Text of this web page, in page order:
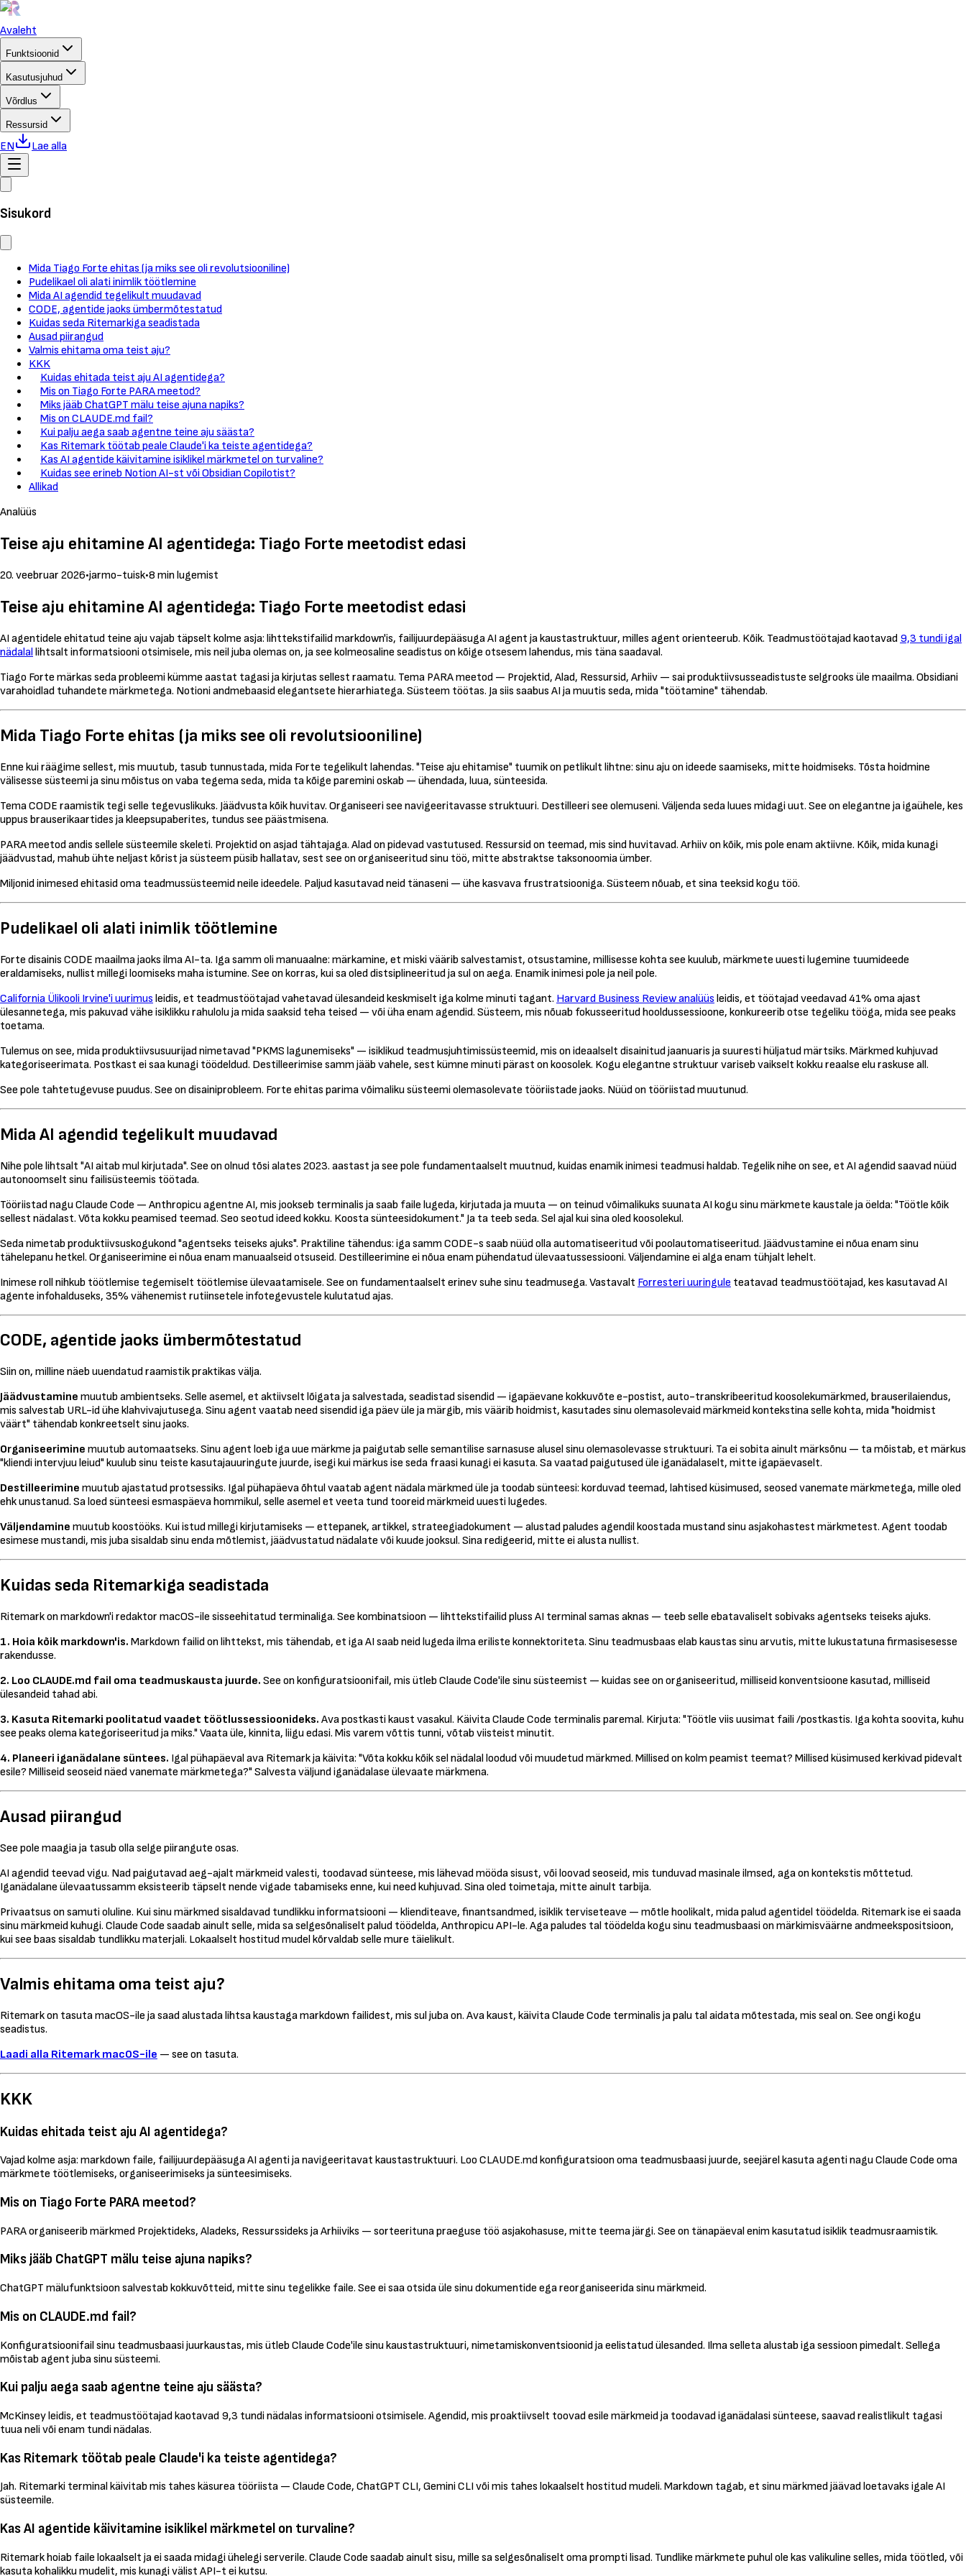
Avaleht
Funktsioonid
Kasutusjuhud
Võrdlus
Ressursid
EN Lae alla
Sisukord
Mida Tiago Forte ehitas (ja miks see oli revolutsiooniline)
Pudelikael oli alati inimlik töötlemine
Mida AI agendid tegelikult muudavad
CODE, agentide jaoks ümbermõtestatud
Kuidas seda Ritemarkiga seadistada
Ausad piirangud
Valmis ehitama oma teist aju?
KKK
Kuidas ehitada teist aju AI agentidega?
Mis on Tiago Forte PARA meetod?
Miks jääb ChatGPT mälu teise ajuna napiks?
Mis on CLAUDE.md fail?
Kui palju aega saab agentne teine aju säästa?
Kas Ritemark töötab peale Claude'i ka teiste agentidega?
Kas AI agentide käivitamine isiklikel märkmetel on turvaline?
Kuidas see erineb Notion AI-st või Obsidian Copilotist?
Allikad
Analüüs
Teise aju ehitamine AI agentidega: Tiago Forte meetodist edasi
20. veebruar 2026•jarmo-tuisk•8 min lugemist
Teise aju ehitamine AI agentidega: Tiago Forte meetodist edasi
AI agentidele ehitatud teine aju vajab täpselt kolme asja: lihttekstifailid markdown'is, failijuurdepääsuga AI agent ja kaustastruktuur, milles agent orienteerub. Kõik. Teadmustöötajad kaotavad 9,3 tundi igal
nädalallihtsalt informatsiooni otsimisele, mis neil juba olemas on, ja see kolmeosaline seadistus on kõige otsesem lahendus, mis täna saadaval.
Tiago Forte märkas seda probleemi kümme aastat tagasi ja kirjutas sellest raamatu. Tema PARA meetod — Projektid, Alad, Ressursid, Arhiiv — sai produktiivsusseadistuste selgrooks üle maailma. Obsidiani
varahoidlad tuhandete märkmetega. Notioni andmebaasid elegantsete hierarhiatega. Süsteem töötas. Ja siis saabus AI ja muutis seda, mida "töötamine" tähendab.
Mida Tiago Forte ehitas (ja miks see oli revolutsiooniline)
Enne kui räägime sellest, mis muutub, tasub tunnustada, mida Forte tegelikult lahendas. "Teise aju ehitamise" tuumik on petlikult lihtne: sinu aju on ideede saamiseks, mitte hoidmiseks. Tõsta hoidmine
välisesse süsteemi ja sinu mõistus on vaba tegema seda, mida ta kõige paremini oskab — ühendada, luua, sünteesida.
Tema CODE raamistik tegi selle tegevuslikuks. Jäädvusta kõik huvitav. Organiseeri see navigeeritavasse struktuuri. Destilleeri see olemuseni. Väljenda seda luues midagi uut. See on elegantne ja igaühele, kes
uppus brauserikaartides ja kleepsupaberites, tundus see päästmisena.
PARA meetod andis sellele süsteemile skeleti. Projektid on asjad tähtajaga. Alad on pidevad vastutused. Ressursid on teemad, mis sind huvitavad. Arhiiv on kõik, mis pole enam aktiivne. Kõik, mida kunagi
jäädvustad, mahub ühte neljast kõrist ja süsteem püsib hallatav, sest see on organiseeritud sinu töö, mitte abstraktse taksonoomia ümber.
Miljonid inimesed ehitasid oma teadmussüsteemid neile ideedele. Paljud kasutavad neid tänaseni — ühe kasvava frustratsiooniga. Süsteem nõuab, et sina teeksid kogu töö.
Pudelikael oli alati inimlik töötlemine
Forte disainis CODE maailma jaoks ilma AI-ta. Iga samm oli manuaalne: märkamine, et miski väärib salvestamist, otsustamine, millisesse kohta see kuulub, märkmete uuesti lugemine tuumideede
eraldamiseks, nullist millegi loomiseks maha istumine. See on korras, kui sa oled distsiplineeritud ja sul on aega. Enamik inimesi pole ja neil pole.
California Ülikooli Irvine'i uurimus leidis, et teadmustöötajad vahetavad ülesandeid keskmiselt iga kolme minuti tagant. Harvard Business Review analüüs leidis, et töötajad veedavad 41% oma ajast
ülesannetega, mis pakuvad vähe isiklikku rahulolu ja mida saaksid teha teised — või üha enam agendid. Süsteem, mis nõuab fokusseeritud hooldussessioone, konkureerib otse tegeliku tööga, mida see peaks
toetama.
Tulemus on see, mida produktiivsusuurijad nimetavad "PKMS lagunemiseks" — isiklikud teadmusjuhtimissüsteemid, mis on ideaalselt disainitud jaanuaris ja suuresti hüljatud märtsiks. Märkmed kuhjuvad
kategoriseerimata. Postkast ei saa kunagi töödeldud. Destilleerimise samm jääb vahele, sest kümne minuti pärast on koosolek. Kogu elegantne struktuur variseb vaikselt kokku reaalse elu raskuse all.
See pole tahtetugevuse puudus. See on disainiprobleem. Forte ehitas parima võimaliku süsteemi olemasolevate tööriistade jaoks. Nüüd on tööriistad muutunud.
Mida AI agendid tegelikult muudavad
Nihe pole lihtsalt "AI aitab mul kirjutada". See on olnud tõsi alates 2023. aastast ja see pole fundamentaalselt muutnud, kuidas enamik inimesi teadmusi haldab. Tegelik nihe on see, et AI agendid saavad nüüd
autonoomselt sinu failisüsteemis töötada.
Tööriistad nagu Claude Code — Anthropicu agentne AI, mis jookseb terminalis ja saab faile lugeda, kirjutada ja muuta — on teinud võimalikuks suunata AI kogu sinu märkmete kaustale ja öelda: "Töötle kõik
sellest nädalast. Võta kokku peamised teemad. Seo seotud ideed kokku. Koosta sünteesidokument." Ja ta teeb seda. Sel ajal kui sina oled koosolekul.
Seda nimetab produktiivsuskogukond "agentseks teiseks ajuks". Praktiline tähendus: iga samm CODE-s saab nüüd olla automatiseeritud või poolautomatiseeritud. Jäädvustamine ei nõua enam sinu
tähelepanu hetkel. Organiseerimine ei nõua enam manuaalseid otsuseid. Destilleerimine ei nõua enam pühendatud ülevaatussessiooni. Väljendamine ei alga enam tühjalt lehelt.
Inimese roll nihkub töötlemise tegemiselt töötlemise ülevaatamisele. See on fundamentaalselt erinev suhe sinu teadmusega. Vastavalt Forresteri uuringule teatavad teadmustöötajad, kes kasutavad AI
agente infohalduseks, 35% vähenemist rutiinsetele infotegevustele kulutatud ajas.
CODE, agentide jaoks ümbermõtestatud
Siin on, milline näeb uuendatud raamistik praktikas välja.
Jäädvustamine muutub ambientseks. Selle asemel, et aktiivselt lõigata ja salvestada, seadistad sisendid — igapäevane kokkuvõte e-postist, auto-transkribeeritud koosolekumärkmed, brauserilaiendus,
mis salvestab URL-id ühe klahvivajutusega. Sinu agent vaatab need sisendid iga päev üle ja märgib, mis väärib hoidmist, kasutades sinu olemasolevaid märkmeid kontekstina selle kohta, mida "hoidmist
väärt" tähendab konkreetselt sinu jaoks.
Organiseerimine muutub automaatseks. Sinu agent loeb iga uue märkme ja paigutab selle semantilise sarnasuse alusel sinu olemasolevasse struktuuri. Ta ei sobita ainult märksõnu — ta mõistab, et märkus
"kliendi intervjuu leiud" kuulub sinu teiste kasutajauuringute juurde, isegi kui märkus ise seda fraasi kunagi ei kasuta. Sa vaatad paigutused üle iganädalaselt, mitte igapäevaselt.
Destilleerimine muutub ajastatud protsessiks. Igal pühapäeva õhtul vaatab agent nädala märkmed üle ja toodab sünteesi: korduvad teemad, lahtised küsimused, seosed vanemate märkmetega, mille oled
ehk unustanud. Sa loed sünteesi esmaspäeva hommikul, selle asemel et veeta tund tooreid märkmeid uuesti lugedes.
Väljendamine muutub koostööks. Kui istud millegi kirjutamiseks — ettepanek, artikkel, strateegiadokument — alustad paludes agendil koostada mustand sinu asjakohastest märkmetest. Agent toodab
esimese mustandi, mis juba sisaldab sinu enda mõtlemist, jäädvustatud nädalate või kuude jooksul. Sina redigeerid, mitte ei alusta nullist.
Kuidas seda Ritemarkiga seadistada
Ritemark on markdown'i redaktor macOS-ile sisseehitatud terminaliga. See kombinatsioon — lihttekstifailid pluss AI terminal samas aknas — teeb selle ebatavaliselt sobivaks agentseks teiseks ajuks.
1. Hoia kõik markdown'is. Markdown failid on lihttekst, mis tähendab, et iga AI saab neid lugeda ilma eriliste konnektoriteta. Sinu teadmusbaas elab kaustas sinu arvutis, mitte lukustatuna firmasisesesse
rakendusse.
2. Loo CLAUDE.md fail oma teadmuskausta juurde. See on konfiguratsioonifail, mis ütleb Claude Code'ile sinu süsteemist — kuidas see on organiseeritud, milliseid konventsioone kasutad, milliseid
ülesandeid tahad abi.
3. Kasuta Ritemarki poolitatud vaadet töötlussessioonideks. Ava postkasti kaust vasakul. Käivita Claude Code terminalis paremal. Kirjuta: "Töötle viis uusimat faili /postkastis. Iga kohta soovita, kuhu
see peaks olema kategoriseeritud ja miks." Vaata üle, kinnita, liigu edasi. Mis varem võttis tunni, võtab viisteist minutit.
4. Planeeri iganädalane süntees. Igal pühapäeval ava Ritemark ja käivita: "Võta kokku kõik sel nädalal loodud või muudetud märkmed. Millised on kolm peamist teemat? Millised küsimused kerkivad pidevalt
esile? Milliseid seoseid näed vanemate märkmetega?" Salvesta väljund iganädalase ülevaate märkmena.
Ausad piirangud
See pole maagia ja tasub olla selge piirangute osas.
AI agendid teevad vigu. Nad paigutavad aeg-ajalt märkmeid valesti, toodavad sünteese, mis lähevad mööda sisust, või loovad seoseid, mis tunduvad masinale ilmsed, aga on kontekstis mõttetud.
Iganädalane ülevaatussamm eksisteerib täpselt nende vigade tabamiseks enne, kui need kuhjuvad. Sina oled toimetaja, mitte ainult tarbija.
Privaatsus on samuti oluline. Kui sinu märkmed sisaldavad tundlikku informatsiooni — klienditeave, finantsandmed, isiklik terviseteave — mõtle hoolikalt, mida palud agentidel töödelda. Ritemark ise ei saada
sinu märkmeid kuhugi. Claude Code saadab ainult selle, mida sa selgesõnaliselt palud töödelda, Anthropicu API-le. Aga paludes tal töödelda kogu sinu teadmusbaasi on märkimisväärne andmeekspositsioon,
kui see baas sisaldab tundlikku materjali. Lokaalselt hostitud mudel kõrvaldab selle mure täielikult.
Valmis ehitama oma teist aju?
Ritemark on tasuta macOS-ile ja saad alustada lihtsa kaustaga markdown failidest, mis sul juba on. Ava kaust, käivita Claude Code terminalis ja palu tal aidata mõtestada, mis seal on. See ongi kogu
seadistus.
Laadi alla Ritemark macOS-ile — see on tasuta.
KKK
Kuidas ehitada teist aju AI agentidega?
Vajad kolme asja: markdown faile, failijuurdepääsuga AI agenti ja navigeeritavat kaustastruktuuri. Loo CLAUDE.md konfiguratsioon oma teadmusbaasi juurde, seejärel kasuta agenti nagu Claude Code oma
märkmete töötlemiseks, organiseerimiseks ja sünteesimiseks.
Mis on Tiago Forte PARA meetod?
PARA organiseerib märkmed Projektideks, Aladeks, Ressurssideks ja Arhiiviks — sorteerituna praeguse töö asjakohasuse, mitte teema järgi. See on tänapäeval enim kasutatud isiklik teadmusraamistik.
Miks jääb ChatGPT mälu teise ajuna napiks?
ChatGPT mälufunktsioon salvestab kokkuvõtteid, mitte sinu tegelikke faile. See ei saa otsida üle sinu dokumentide ega reorganiseerida sinu märkmeid.
Mis on CLAUDE.md fail?
Konfiguratsioonifail sinu teadmusbaasi juurkaustas, mis ütleb Claude Code'ile sinu kaustastruktuuri, nimetamiskonventsioonid ja eelistatud ülesanded. Ilma selleta alustab iga sessioon pimedalt. Sellega
mõistab agent juba sinu süsteemi.
Kui palju aega saab agentne teine aju säästa?
McKinsey leidis, et teadmustöötajad kaotavad 9,3 tundi nädalas informatsiooni otsimisele. Agendid, mis proaktiivselt toovad esile märkmeid ja toodavad iganädalasi sünteese, saavad realistlikult tagasi
tuua neli või enam tundi nädalas.
Kas Ritemark töötab peale Claude'i ka teiste agentidega?
Jah. Ritemarki terminal käivitab mis tahes käsurea tööriista — Claude Code, ChatGPT CLI, Gemini CLI või mis tahes lokaalselt hostitud mudeli. Markdown tagab, et sinu märkmed jäävad loetavaks igale AI
süsteemile.
Kas AI agentide käivitamine isiklikel märkmetel on turvaline?
Ritemark hoiab faile lokaalselt ja ei saada midagi ühelegi serverile. Claude Code saadab ainult sisu, mille sa selgesõnaliselt oma prompti lisad. Tundlike märkmete puhul ole kas valikuline selles, mida töötled, või
kasuta kohalikku mudelit, mis kunagi välist API-t ei kutsu.